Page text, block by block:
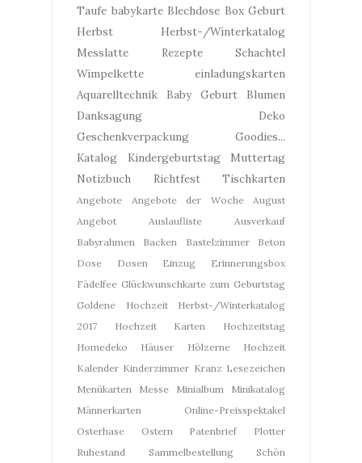
Taufe babykarte Blechdose Box Geburt
Herbst
Herbst-/Winterkatalog
Messlatte
Rezepte
Schachtel
Wimpelkette
einladungskarten
Aquarelltechnik
Baby Geburt
Blumen
Danksagung
Deko
Geschenkverpackung
Goodies...
Katalog
Kindergeburtstag
Muttertag
Notizbuch
Richtfest Tischkarten
Angebote Angebote der Woche
August
Angebot
Auslaufliste
Ausverkauf
Babyrahmen
Backen Bastelzimmer
Beton
Dose
Dosen Einzug
Erinnerungsbox
Fädelfee Glückwunschkarte zum Geburtstag
Goldene Hochzeit
Herbst-/Winterkatalog
2017
Hochzeit Karten
Hochzeitstag
Homedeko
Häuser
Hölzerne Hochzeit
Kalender Kinderzimmer Kranz Lesezeichen
Menükarten
Messe Minialbum
Minikatalog
Männerkarten
Online-Preisspektakel
Osterhase
Ostern Patenbrief
Plotter
Ruhestand
Sammelbestellung
Schön